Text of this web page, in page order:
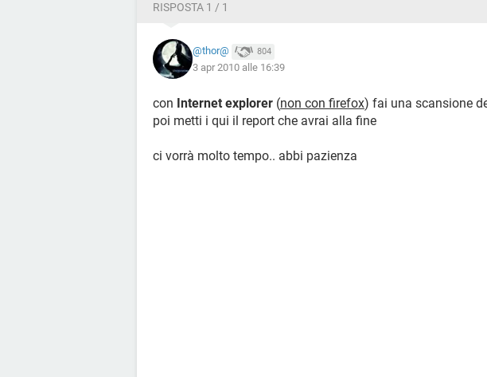
RISPOSTA 1 / 1
@thor@ 804
3 apr 2010 alle 16:39
con Internet explorer (non con firefox) fai una scansione
poi metti i qui il report che avrai alla fine
ci vorrà molto tempo.. abbi pazienza